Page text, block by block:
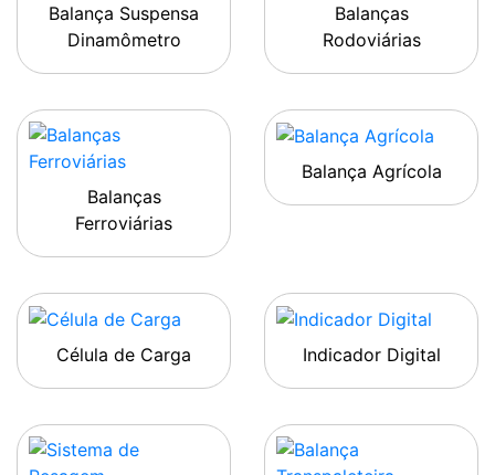
Balança Suspensa
Dinamômetro
Balanças
Rodoviárias
Balanças
Ferroviárias
Balança Agrícola
Célula de Carga Indicador Digital